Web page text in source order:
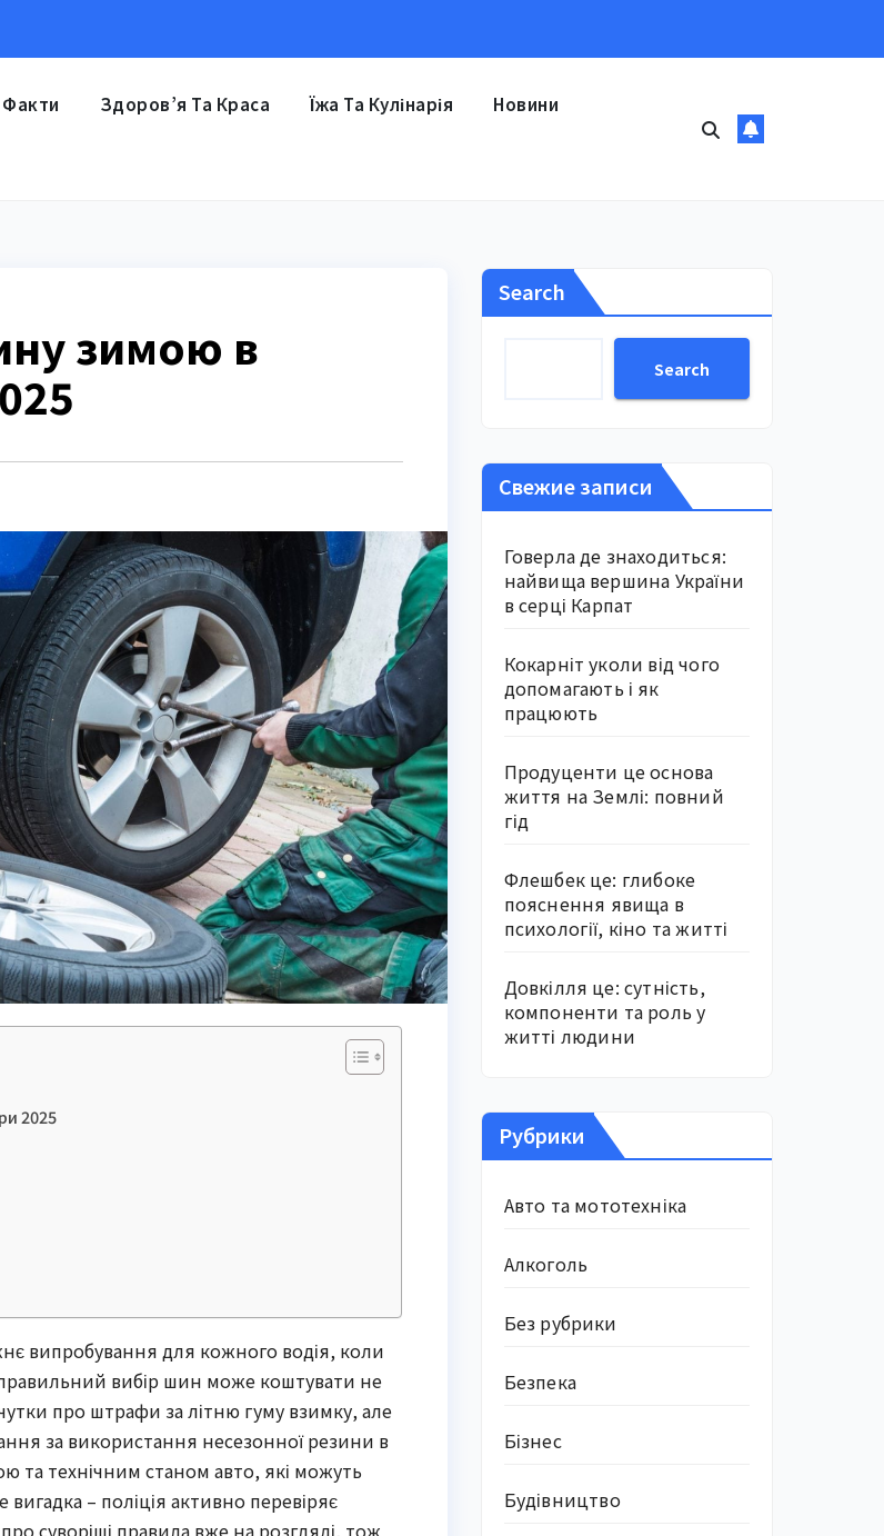
Факти Здоров’я Та Краса Їжа Та Кулінарія Новини
зимою в
2025
випробування для кожного водія, коли
вибір шин може коштувати не
про штрафи за літню гуму взимку, але
за використання несезонної резини в
та технічним станом авто, які можуть
– поліція активно перевіряє
Search
Search
Свежие записи
Говерла де знаходиться:
найвища вершина України
в серці Карпат
Кокарніт уколи від чого
допомагають і як
працюють
Продуценти це основа
життя на Землі: повний
гід
Флешбек це: глибоке
пояснення явища в
психології, кіно та житті
Довкілля це: сутність,
компоненти та роль у
житті людини
Рубрики
Авто та мототехніка
Алкоголь
Без рубрики
Безпека
Бізнес
Будівництво